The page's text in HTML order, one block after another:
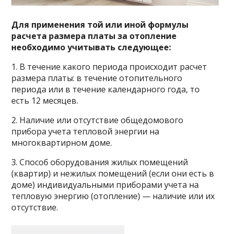
Для применения той или иной формулы
расчета размера платы за отопление
необходимо учитывать следующее:
1. В течение какого периода происходит расчет
размера платы: в течение отопительного
периода или в течение календарного года, то
есть 12 месяцев.
2. Наличие или отсутствие общедомового
прибора учета тепловой энергии на
многоквартирном доме.
3. Способ оборудования жилых помещений
(квартир) и нежилых помещений (если они есть в
доме) индивидуальными приборами учета на
тепловую энергию (отопление) — наличие или их
отсутствие.